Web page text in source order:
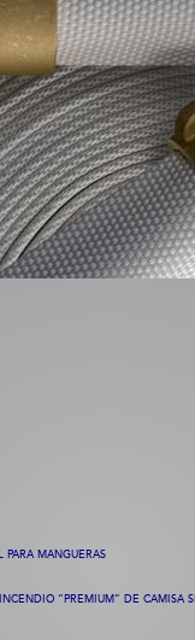
PARA MANGUERAS
“PREMIUM” DE CAMISA